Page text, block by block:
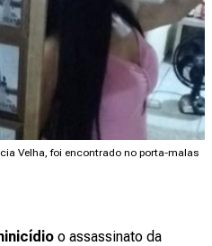
Velha, foi encontrado no porta-malas
o assassinato da